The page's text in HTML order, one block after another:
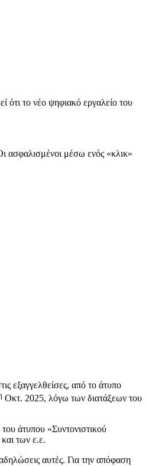
το νέο ψηφιακό εργαλείο του
ασφαλισμένοι μέσω ενός «κλικ»
εξαγγελθείσες, από το άτυπο
Οκτ. 2025, λόγω των διατάξεων του
άτυπου «Συντονιστικού
των ε.ε.
αυτές. Για την απόφαση